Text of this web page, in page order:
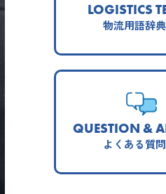
LOGISTICS
物流用語辞典
QUESTION &
よくある質問